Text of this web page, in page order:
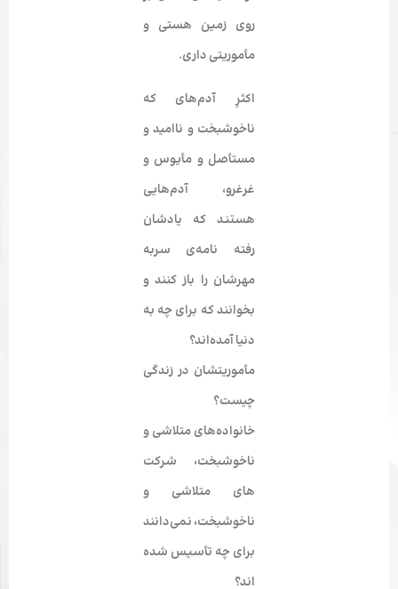
روی زمین هستی و
مأموریتی داری.
اکثرِ آدم‌­های که
ناخوشبخت و ناامید و
مستأصل و مأیوس و
غرغرو، آدم­‌هایی
هستند که یادشان
رفته نامه­‌ی سربه­‌
مهرشان را باز کنند و
بخوانند که برای چه به
دنیا آمده­‌اند؟
مأموریتشان در زندگی
چیست؟
خانواده‌­های متلاشی و
ناخوشبخت، شرکت­‌
های متلاشی و
ناخوشبخت، نمی‌­دانند
برای چه تأسیس شده­‌
اند؟